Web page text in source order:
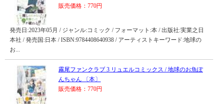
販売価格：770円
発売日:2023年05月 / ジャンル:コミック / フォーマット:本 / 出版社:実業之日
本社 / 発売国:日本 / ISBN:9784408640938 / アーティストキーワード:地球の
お...
霧尾ファンクラブ 3 リュエルコミックス / 地球のお魚ぽ
んちゃん 〔本〕
販売価格：770円